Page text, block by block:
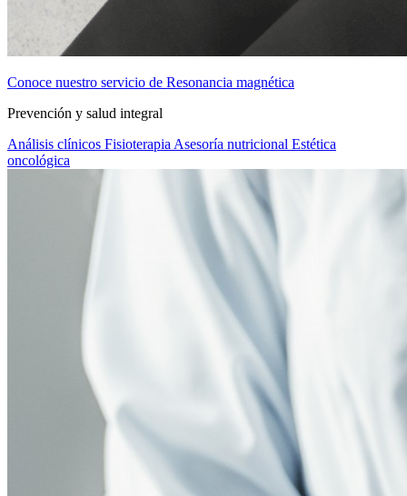
Conoce nuestro servicio de Resonancia magnética
Prevención y salud integral
Análisis clínicos Fisioterapia Asesoría nutricional Estética
oncológica